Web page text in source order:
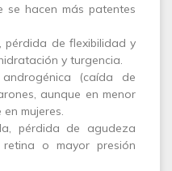
se hacen más patentes
pérdida de flexibilidad y
y turgencia.
(caída de
aunque en menor
mujeres.
pérdida de agudeza
o mayor presión